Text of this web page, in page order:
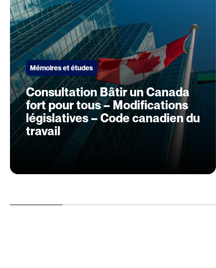
Mémoires et études
Consultation Bâtir un Canada
fort pour tous – Modifications
législatives – Code canadien du
travail